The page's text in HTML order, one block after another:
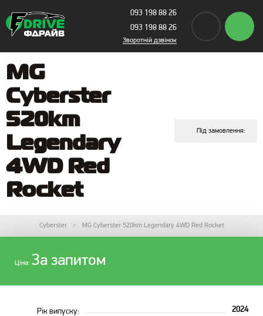
093 198 88 26
093 198 88 26
Зворотній дзвінок
MG
Cyberster
520km
Legendary
4WD Red
Rocket
Під замовлення:
Cyberster MG Cyberster 520km Legendary 4WD Red Rocket
Ціна: За запитом
Рік випуску: 2024